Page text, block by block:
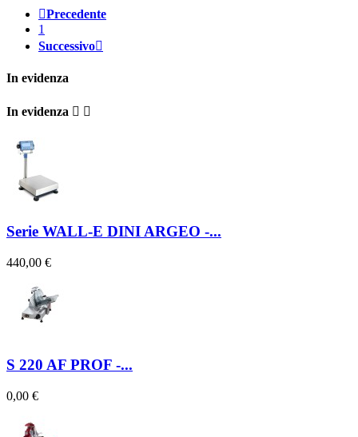
Precedente
1
Successivo
In evidenza
In evidenza  
Serie WALL-E DINI ARGEO -...
440,00 €
S 220 AF PROF -...
0,00 €